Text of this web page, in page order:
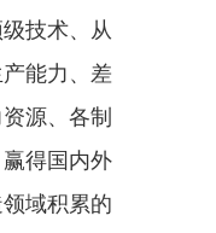
技术、从
能力、差
源、各制
得国内外
域积累的